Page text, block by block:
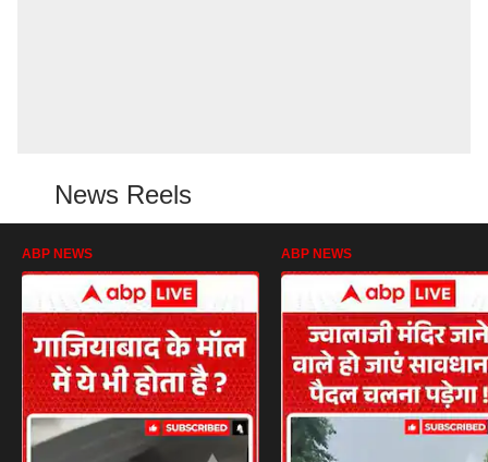
News Reels
ABP NEWS ABP NEWS